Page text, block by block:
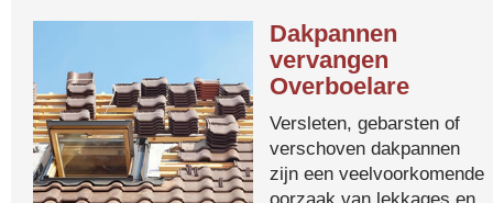
Dakpannen
vervangen
Overboelare
Versleten, gebarsten of
verschoven dakpannen
zijn een veelvoorkomende
oorzaak van lekkages en